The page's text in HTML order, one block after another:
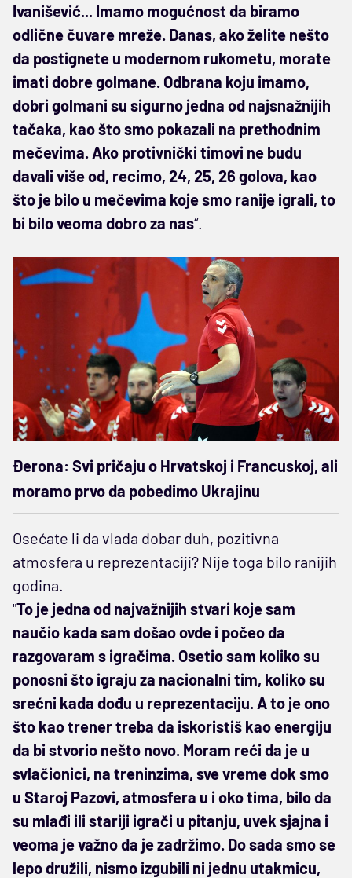
Ivanišević... Imamo mogućnost da biramo
odlične čuvare mreže. Danas, ako želite nešto
da postignete u modernom rukometu, morate
imati dobre golmane. Odbrana koju imamo,
dobri golmani su sigurno jedna od najsnažnijih
tačaka, kao što smo pokazali na prethodnim
mečevima. Ako protivnički timovi ne budu
davali više od, recimo, 24, 25, 26 golova, kao
što je bilo u mečevima koje smo ranije igrali, to
bi bilo veoma dobro za nas“.
Đerona: Svi pričaju o Hrvatskoj i Francuskoj, ali
moramo prvo da pobedimo Ukrajinu
Osećate li da vlada dobar duh, pozitivna
atmosfera u reprezentaciji? Nije toga bilo ranijih
godina.
"To je jedna od najvažnijih stvari koje sam
naučio kada sam došao ovde i počeo da
razgovaram s igračima. Osetio sam koliko su
ponosni što igraju za nacionalni tim, koliko su
srećni kada dođu u reprezentaciju. A to je ono
što kao trener treba da iskoristiš kao energiju
da bi stvorio nešto novo. Moram reći da je u
svlačionici, na treninzima, sve vreme dok smo
u Staroj Pazovi, atmosfera u i oko tima, bilo da
su mlađi ili stariji igrači u pitanju, uvek sjajna i
veoma je važno da je zadržimo. Do sada smo se
lepo družili, nismo izgubili ni jednu utakmicu,